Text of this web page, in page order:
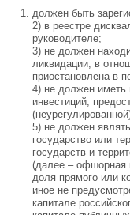
должен быть
2) в реестре
руководителе;
3) не должен
ликвидации, в
приостановлена в
4) не должен иметь
инвестиций,
5) не должен
государство или
государств и
(далее – офшорная
доля прямого или
иное не
капитале